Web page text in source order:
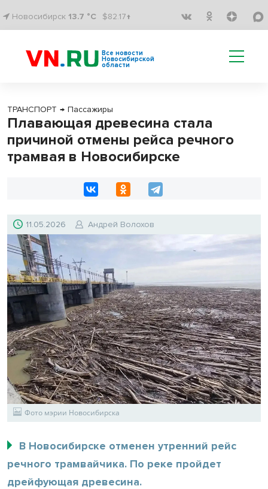
Новосибирск 13.7 °C $82.17↑
Все новости
Новосибирской
области
ТРАНСПОРТ → Пассажиры
Плавающая древесина стала
причиной отмены рейса речного
трамвая в Новосибирске
11.05.2026 Андрей Волохов
Фото мэрии Новосибирска
В Новосибирске отменен утренний рейс
речного трамвайчика. По реке пройдет
дрейфующая древесина.